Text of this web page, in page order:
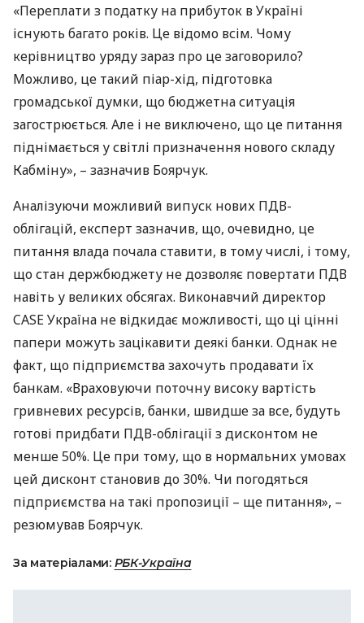
«Переплати з податку на прибуток в Україні
існують багато років. Це відомо всім. Чому
керівництво уряду зараз про це заговорило?
Можливо, це такий піар-хід, підготовка
громадської думки, що бюджетна ситуація
загострюється. Але і не виключено, що це питання
піднімається у світлі призначення нового складу
Кабміну», – зазначив Боярчук.
Аналізуючи можливий випуск нових ПДВ-
облігацій, експерт зазначив, що, очевидно, це
питання влада почала ставити, в тому числі, і тому,
що стан держбюджету не дозволяє повертати ПДВ
навіть у великих обсягах. Виконавчий директор
CASE Україна не відкидає можливості, що ці цінні
папери можуть зацікавити деякі банки. Однак не
факт, що підприємства захочуть продавати їх
банкам. «Враховуючи поточну високу вартість
гривневих ресурсів, банки, швидше за все, будуть
готові придбати ПДВ-облігації з дисконтом не
менше 50%. Це при тому, що в нормальних умовах
цей дисконт становив до 30%. Чи погодяться
підприємства на такі пропозиції – ще питання», –
резюмував Боярчук.
За матеріалами: РБК-Україна